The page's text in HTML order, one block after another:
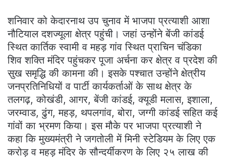
शनिवार को केदारनाथ उप चुनाव में भाजपा प्रत्याशी आशा
नौटियाल दशज्यूला क्षेत्र पहुंची। जहां उन्होंने बेंजी कांडई
स्थित कार्तिक स्वामी व महड़ गांव स्थित प्राचिन चंडिका
शिव शक्ति मंदिर पहुंचकर पूजा अर्चना कर क्षेत्र व प्रदेश की
सुख समृद्धि की कामना की। इसके पश्चात उन्होंने क्षेत्रीय
जनप्रतिनिधियों व पार्टी कार्यकर्ताओं के साथ क्षेत्र के
तलगढ़, कोखंडी, आगर, बेंजी कांडई, क्यूडी मलास, इशाला,
जरम्वाड, ढुंग, महड़, थपलगांव, बोरा, जग्गी कांडई सहित कई
गांवों का भ्रमण किया। इस मौके पर भाजपा प्रत्याशी ने
कहा कि मुख्यमंत्री ने जगतोली में मिनी स्टेडियम के लिए एक
करोड़ व महड़ मंदिर के सौन्दर्यीकरण के लिए २५ लाख की